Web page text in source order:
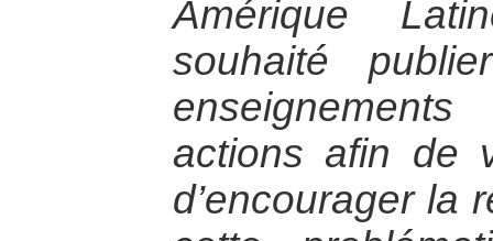
Amérique
souhaité
actions afin de
d’encourager la